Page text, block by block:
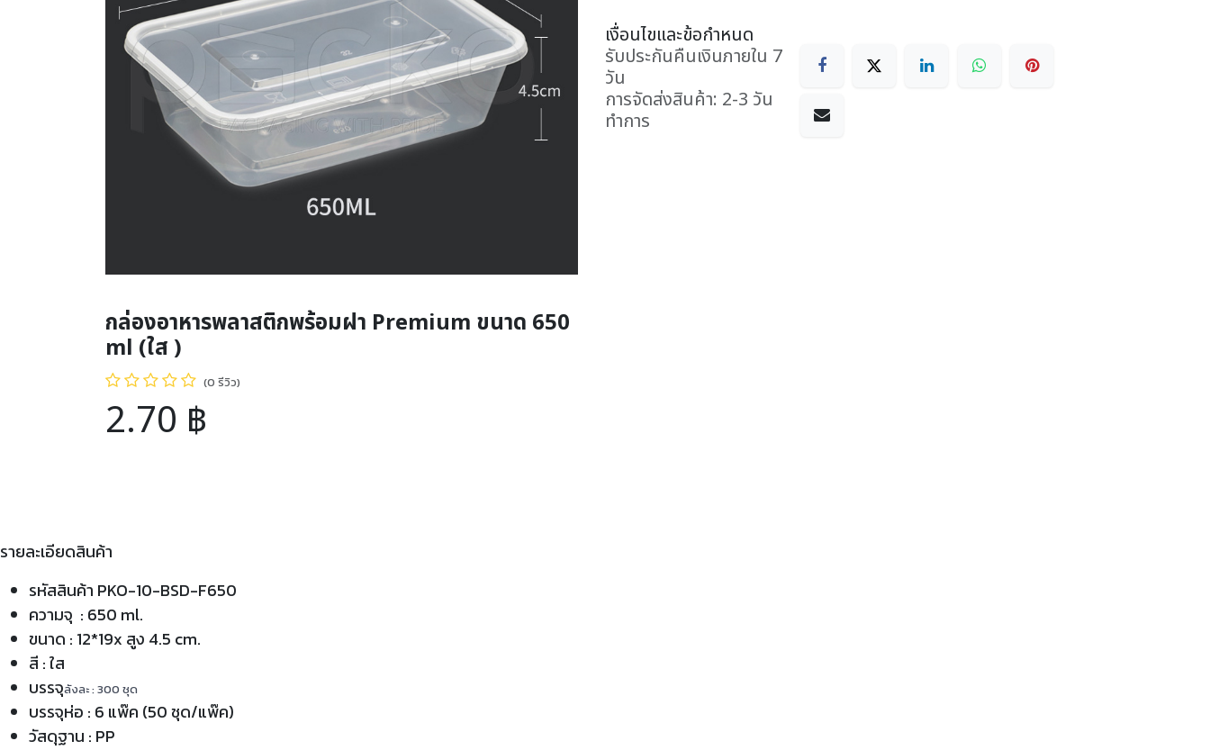
เงื่อนไขและข้อกำหนด
รับประกันคืนเงินภายใน 7
วัน
การจัดส่งสินค้า: 2-3 วัน
ทำการ
กล่องอาหารพลาสติกพร้อมฝา Premium ขนาด 650
ml (ใส )
(0 รีวิว)
2.70 ฿
รายละเอียดสินค้า
รหัสสินค้า PKO-10-BSD-F650
ความจุ : 650 ml.
ขนาด : 12*19x สูง 4.5 cm.
สี : ใส
บรรจุลังละ : 300 ชุด
บรรจุห่อ : 6 แพ๊ค (50 ชุด/แพ๊ค)
วัสดุฐาน : PP